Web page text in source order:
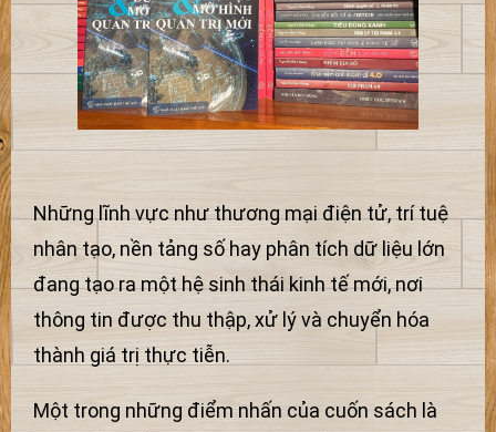
Những lĩnh vực như thương mại điện tử, trí tuệ
nhân tạo, nền tảng số hay phân tích dữ liệu lớn
đang tạo ra một hệ sinh thái kinh tế mới, nơi
thông tin được thu thập, xử lý và chuyển hóa
thành giá trị thực tiễn.
Một trong những điểm nhấn của cuốn sách là